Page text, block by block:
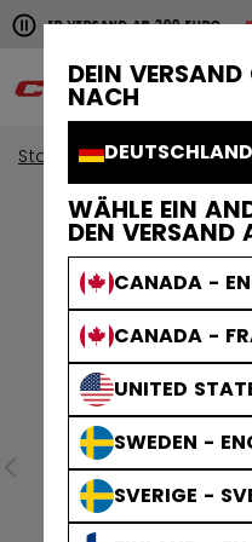
DEIN
NACH
WÄHLE EIN
DEN VERSAND
CANADA -
CANADA -
UNITED
SWEDEN -
SVERIGE -
Horizontale
VERSAND AB 200 EURO
KOSTENLOSER VERSAND
Start Bekleidung